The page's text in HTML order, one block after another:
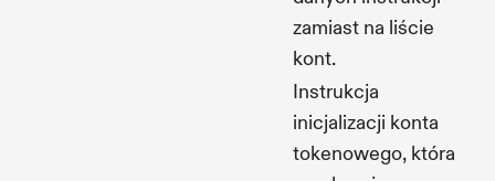
zamiast na liście
kont.
Instrukcja
inicjalizacji konta
tokenowego, która